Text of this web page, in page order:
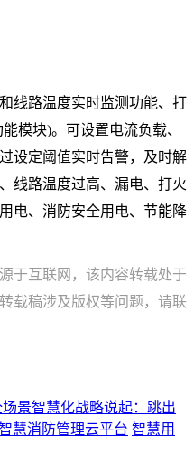
线路温度实时监测功能、打
模块)。可设置电流负载、
设定阈值实时告警，及时解
线路温度过高、漏电、打火
电、消防安全用电、节能降
于互联网，该内容转载处于
载稿涉及版权等问题，请联
场景智慧化战略说起：跳出
慧消防管理云平台 智慧用